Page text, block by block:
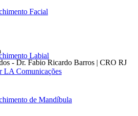
Facial
Labial
de Mandíbula
- Dr. Fabio Ricardo Barros | CRO RJ
LA Comunicações